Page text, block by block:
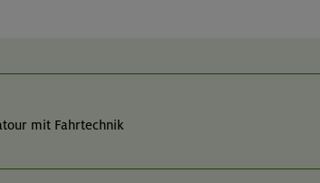
mit Fahrtechnik